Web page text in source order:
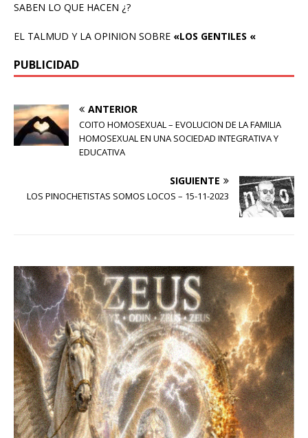
SABEN LO QUE HACEN ¿?
EL TALMUD Y LA OPINION SOBRE «LOS GENTILES «
PUBLICIDAD
ANTERIOR
COITO HOMOSEXUAL – EVOLUCION DE LA FAMILIA
HOMOSEXUAL EN UNA SOCIEDAD INTEGRATIVA Y
EDUCATIVA
SIGUIENTE
LOS PINOCHETISTAS SOMOS LOCOS – 15-11-2023